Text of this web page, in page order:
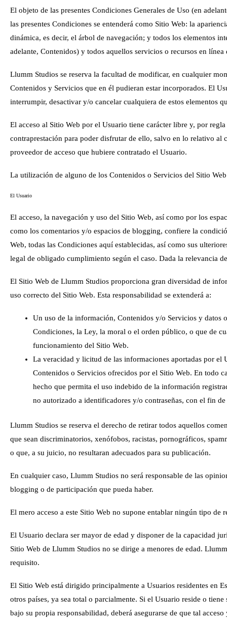
El objeto de las presentes Condiciones Generales de Uso (en
las presentes Condiciones se entenderá como Sitio Web: la
dinámica, es decir, el árbol de navegación; y todos los elementos
adelante, Contenidos) y todos aquellos servicios o recursos en
Llumm Studios se reserva la facultad de modificar, en cualquier
Contenidos y Servicios que en él pudieran estar incorporados. El
interrumpir, desactivar y/o cancelar cualquiera de estos elementos
El acceso al Sitio Web por el Usuario tiene carácter libre y, por
contraprestación para poder disfrutar de ello, salvo en lo relativo al
proveedor de acceso que hubiere contratado el Usuario.
La utilización de alguno de los Contenidos o Servicios del Sitio
El Usuario
El acceso, la navegación y uso del Sitio Web, así como por los
como los comentarios y/o espacios de blogging, confiere la
Web, todas las Condiciones aquí establecidas, así como sus
legal de obligado cumplimiento según el caso. Dada la relevancia
El Sitio Web de Llumm Studios proporciona gran diversidad de
uso correcto del Sitio Web. Esta responsabilidad se extenderá a:
Un uso de la información, Contenidos y/o Servicios y datos
Condiciones, la Ley, la moral o el orden público, o que de
funcionamiento del Sitio Web.
La veracidad y licitud de las informaciones aportadas por
Contenidos o Servicios ofrecidos por el Sitio Web. En todo
hecho que permita el uso indebido de la información
no autorizado a identificadores y/o contraseñas, con el fin
Llumm Studios se reserva el derecho de retirar todos aquellos
que sean discriminatorios, xenófobos, racistas, pornográficos,
o que, a su juicio, no resultaran adecuados para su publicación.
En cualquier caso, Llumm Studios no será responsable de las
blogging o de participación que pueda haber.
El mero acceso a este Sitio Web no supone entablar ningún tipo de
El Usuario declara ser mayor de edad y disponer de la capacidad
Sitio Web de Llumm Studios no se dirige a menores de edad.
requisito.
El Sitio Web está dirigido principalmente a Usuarios residentes en
otros países, ya sea total o parcialmente. Si el Usuario reside o
bajo su propia responsabilidad, deberá asegurarse de que tal